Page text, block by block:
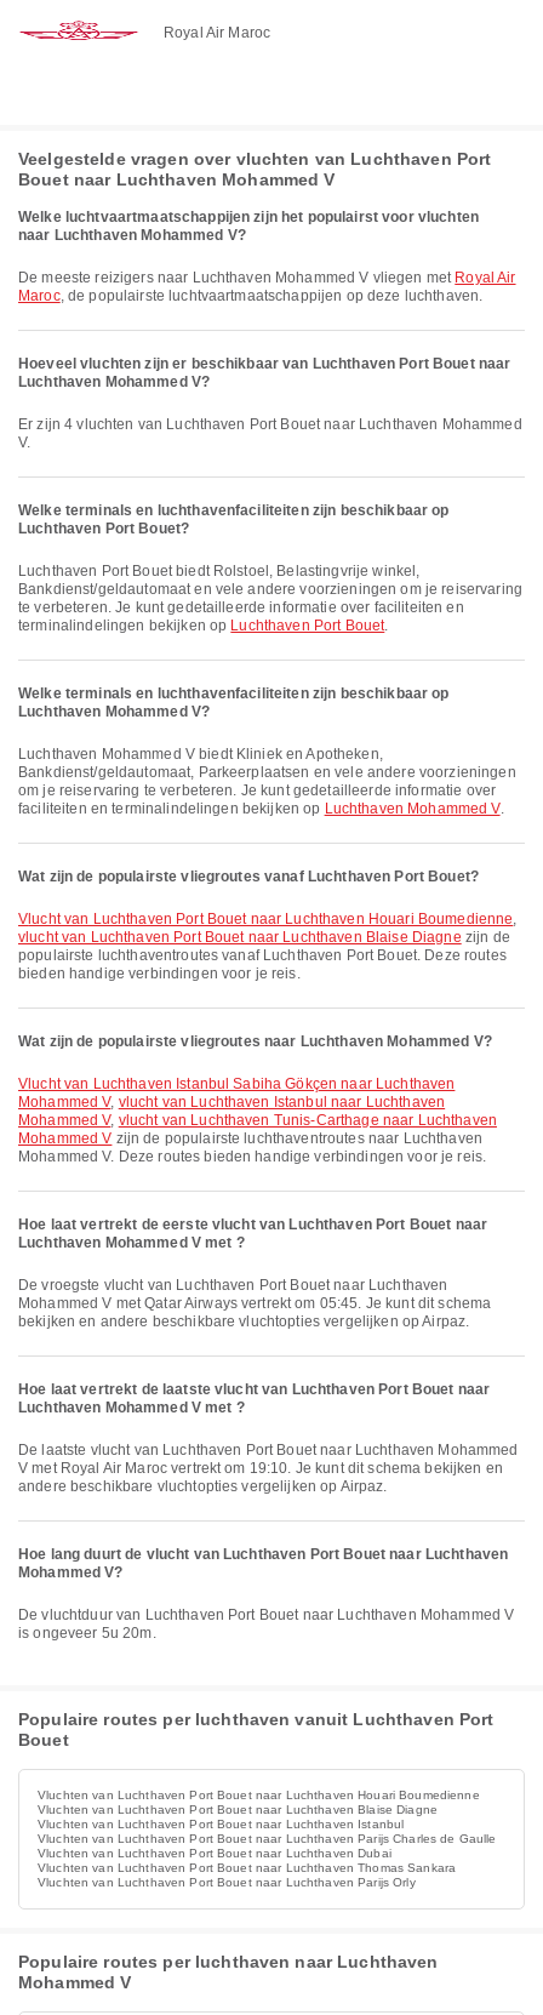
Royal Air Maroc
Veelgestelde vragen over vluchten van Luchthaven Port
Bouet naar Luchthaven Mohammed V
Welke luchtvaartmaatschappijen zijn het populairst voor vluchten
naar Luchthaven Mohammed V?
De meeste reizigers naar Luchthaven Mohammed V vliegen met Royal Air
Maroc, de populairste luchtvaartmaatschappijen op deze luchthaven.
Hoeveel vluchten zijn er beschikbaar van Luchthaven Port Bouet naar
Luchthaven Mohammed V?
Er zijn 4 vluchten van Luchthaven Port Bouet naar Luchthaven Mohammed
V.
Welke terminals en luchthavenfaciliteiten zijn beschikbaar op
Luchthaven Port Bouet?
Luchthaven Port Bouet biedt Rolstoel, Belastingvrije winkel,
Bankdienst/geldautomaat en vele andere voorzieningen om je reiservaring
te verbeteren. Je kunt gedetailleerde informatie over faciliteiten en
terminalindelingen bekijken op Luchthaven Port Bouet.
Welke terminals en luchthavenfaciliteiten zijn beschikbaar op
Luchthaven Mohammed V?
Luchthaven Mohammed V biedt Kliniek en Apotheken,
Bankdienst/geldautomaat, Parkeerplaatsen en vele andere voorzieningen
om je reiservaring te verbeteren. Je kunt gedetailleerde informatie over
faciliteiten en terminalindelingen bekijken op Luchthaven Mohammed V.
Wat zijn de populairste vliegroutes vanaf Luchthaven Port Bouet?
vlucht van Luchthaven Port Bouet naar Luchthaven Houari Boumedienne,
vlucht van Luchthaven Port Bouet naar Luchthaven Blaise Diagne zijn de
populairste luchthaventroutes vanaf Luchthaven Port Bouet. Deze routes
bieden handige verbindingen voor je reis.
Wat zijn de populairste vliegroutes naar Luchthaven Mohammed V?
vlucht van Luchthaven Istanbul Sabiha Gökçen naar Luchthaven
Mohammed V, vlucht van Luchthaven Istanbul naar Luchthaven
Mohammed V, vlucht van Luchthaven Tunis-Carthage naar Luchthaven
Mohammed V zijn de populairste luchthaventroutes naar Luchthaven
Mohammed V. Deze routes bieden handige verbindingen voor je reis.
Hoe laat vertrekt de eerste vlucht van Luchthaven Port Bouet naar
Luchthaven Mohammed V met ?
De vroegste vlucht van Luchthaven Port Bouet naar Luchthaven
Mohammed V met Qatar Airways vertrekt om 05:45. Je kunt dit schema
bekijken en andere beschikbare vluchtopties vergelijken op Airpaz.
Hoe laat vertrekt de laatste vlucht van Luchthaven Port Bouet naar
Luchthaven Mohammed V met ?
De laatste vlucht van Luchthaven Port Bouet naar Luchthaven Mohammed
V met Royal Air Maroc vertrekt om 19:10. Je kunt dit schema bekijken en
andere beschikbare vluchtopties vergelijken op Airpaz.
Hoe lang duurt de vlucht van Luchthaven Port Bouet naar Luchthaven
Mohammed V?
De vluchtduur van Luchthaven Port Bouet naar Luchthaven Mohammed V
is ongeveer 5u 20m.
Populaire routes per luchthaven vanuit Luchthaven Port
Bouet
Vluchten van Luchthaven Port Bouet naar Luchthaven Houari Boumedienne
Vluchten van Luchthaven Port Bouet naar Luchthaven Blaise Diagne
Vluchten van Luchthaven Port Bouet naar Luchthaven Istanbul
Vluchten van Luchthaven Port Bouet naar Luchthaven Parijs Charles de Gaulle
Vluchten van Luchthaven Port Bouet naar Luchthaven Dubai
Vluchten van Luchthaven Port Bouet naar Luchthaven Thomas Sankara
Vluchten van Luchthaven Port Bouet naar Luchthaven Parijs Orly
Populaire routes per luchthaven naar Luchthaven
Mohammed V